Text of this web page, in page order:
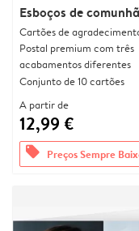
Esboços de
Cartões de
Postal premium com três
acabamentos diferentes
Conjunto de 10 cartões
A partir de
12,99 €
offers Preços Sempre